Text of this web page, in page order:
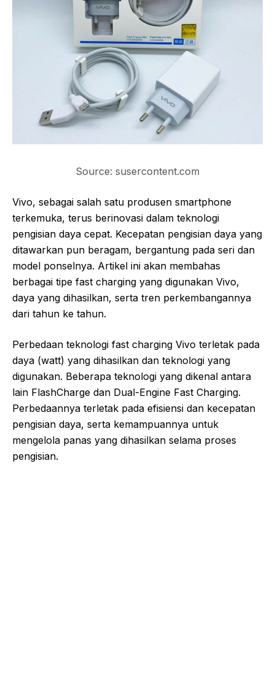
Source: susercontent.com
Vivo, sebagai salah satu produsen smartphone
terkemuka, terus berinovasi dalam teknologi
pengisian daya cepat. Kecepatan pengisian daya yang
ditawarkan pun beragam, bergantung pada seri dan
model ponselnya. Artikel ini akan membahas
berbagai tipe fast charging yang digunakan Vivo,
daya yang dihasilkan, serta tren perkembangannya
dari tahun ke tahun.
Perbedaan teknologi fast charging Vivo terletak pada
daya (watt) yang dihasilkan dan teknologi yang
digunakan. Beberapa teknologi yang dikenal antara
lain FlashCharge dan Dual-Engine Fast Charging.
Perbedaannya terletak pada efisiensi dan kecepatan
pengisian daya, serta kemampuannya untuk
mengelola panas yang dihasilkan selama proses
pengisian.